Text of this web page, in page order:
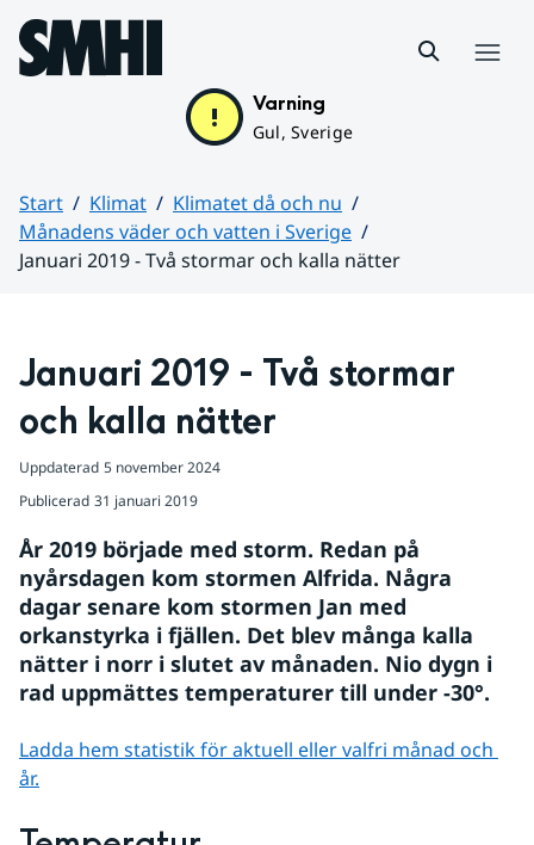
Hoppa till sidans innehåll
Varning
Gul, Sverige
Start Klimat
Klimatet då och nu
Månadens väder och vatten i Sverige
Januari 2019 - Två stormar och kalla nätter
Januari 2019 - Två stormar
och kalla nätter
Uppdaterad 5 november 2024
Publicerad 31 januari 2019
År 2019 började med storm. Redan på
nyårsdagen kom stormen Alfrida. Några
dagar senare kom stormen Jan med
orkanstyrka i fjällen. Det blev många kalla
nätter i norr i slutet av månaden. Nio dygn i
rad uppmättes temperaturer till under -30°.
Ladda hem statistik för aktuell eller valfri månad och
år.